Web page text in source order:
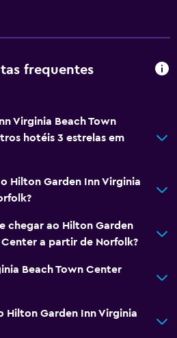
frequentes
Virginia Beach Town
hotéis 3 estrelas em
Hilton Garden Inn Virginia
chegar ao Hilton Garden
a partir de Norfolk?
Beach Town Center
Hilton Garden Inn Virginia